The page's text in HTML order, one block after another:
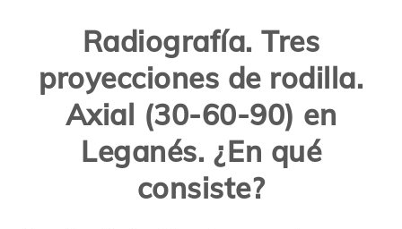
Radiografía. Tres
proyecciones de rodilla.
Axial (30-60-90) en
Leganés. ¿En qué
consiste?